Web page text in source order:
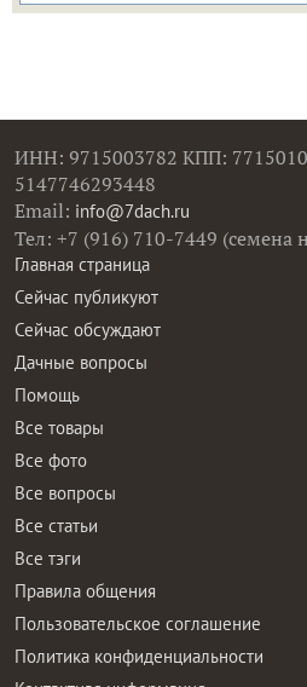
ИНН: 9715003782 КПП:
5147746293448
Email: info@7dach.ru
Тел: +7 (916) 710-7449 (семена
Главная страница
Сейчас публикуют
Сейчас обсуждают
Дачные вопросы
Помощь
Все товары
Все фото
Все вопросы
Все статьи
Все тэги
Правила общения
Пользовательское соглашение
Политика конфиденциальности